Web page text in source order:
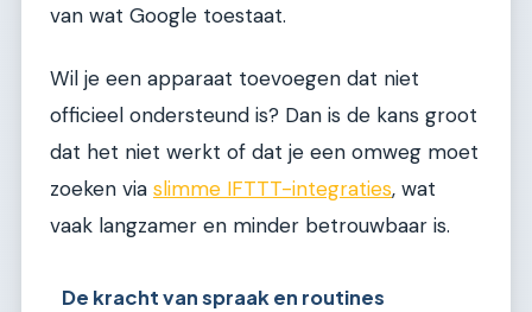
van wat Google toestaat.
Wil je een apparaat toevoegen dat niet
officieel ondersteund is? Dan is de kans groot
dat het niet werkt of dat je een omweg moet
zoeken via slimme IFTTT-integraties, wat
vaak langzamer en minder betrouwbaar is.
De kracht van spraak en routines